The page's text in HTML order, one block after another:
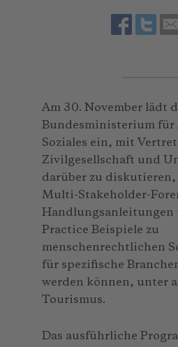
Am 30. November lädt
Bundesministerium für
Soziales ein, mit
Zivilgesellschaft und
darüber zu
Multi-Stakeholder-
Handlungsanleitungen
Practice Beispiele zu
menschenrechtlichen
für spezifische
werden können, unter
Tourismus.
Das ausführliche